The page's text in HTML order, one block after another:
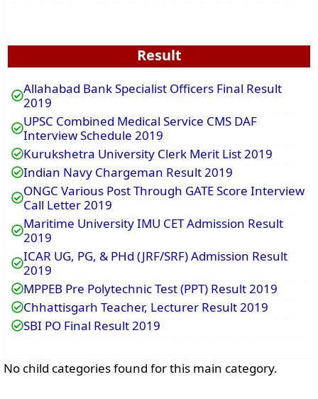
Result
Allahabad Bank Specialist Officers Final Result
2019
UPSC Combined Medical Service CMS DAF
Interview Schedule 2019
Kurukshetra University Clerk Merit List 2019
Indian Navy Chargeman Result 2019
ONGC Various Post Through GATE Score Interview
Call Letter 2019
Maritime University IMU CET Admission Result
2019
ICAR UG, PG, & PHd (JRF/SRF) Admission Result
2019
MPPEB Pre Polytechnic Test (PPT) Result 2019
Chhattisgarh Teacher, Lecturer Result 2019
SBI PO Final Result 2019
No child categories found for this main category.